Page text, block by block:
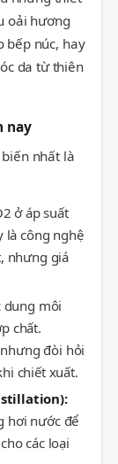
oải hương
bếp núc, hay
da từ thiên
nay
nhất là
ở áp suất
là công nghệ
nhưng giá
dung môi
chất.
đòi hỏi
chiết xuất.
hơi nước để
các loại